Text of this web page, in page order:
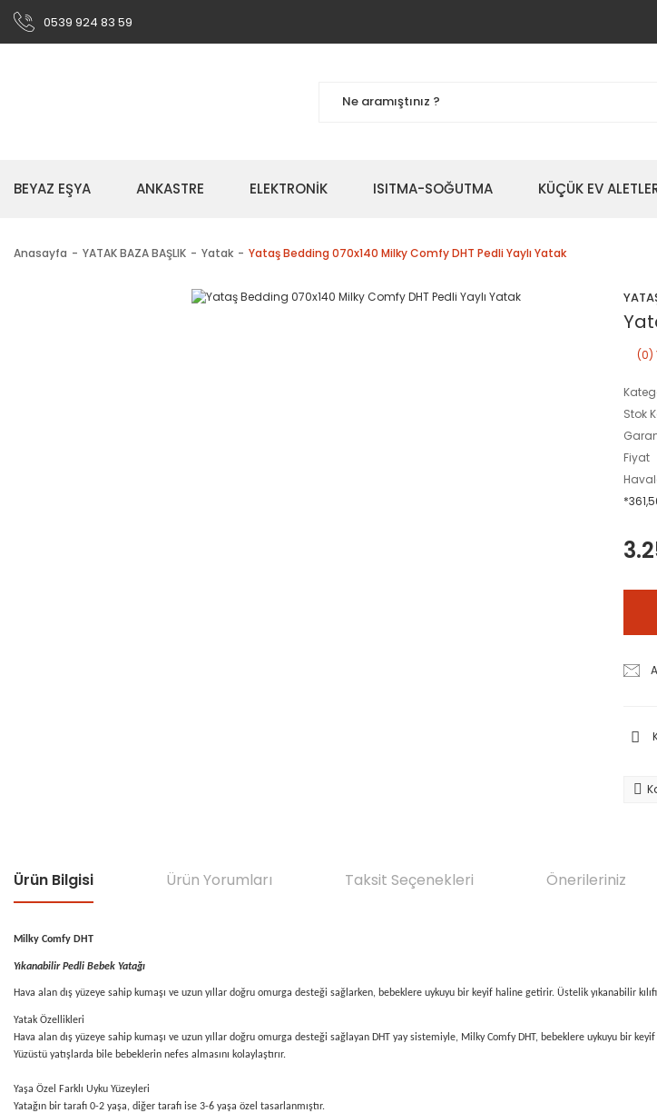
0539 924 83 59
BEYAZ EŞYA ANKASTRE ELEKTRONİK ISITMA-SOĞUTMA KÜÇÜK EV
Anasayfa YATAK BAZA BAŞLIK Yatak Yataş Bedding 070x140 Milky Comfy DHT Pedli Yaylı Yatak
(0)
Stok
Fiyat
Ürün Bilgisi Ürün Yorumları Taksit Seçenekleri Önerileriniz
Milky Comfy DHT
Yıkanabilir Pedli Bebek Yatağı
Hava alan dış yüzeye sahip kumaşı ve uzun yıllar doğru omurga desteği sağlarken, bebeklere uykuyu bir keyif haline getirir. Üstelik yıkanabilir
Yatak Özellikleri
Hava alan dış yüzeye sahip kumaşı ve uzun yıllar doğru omurga desteği sağlayan DHT yay sistemiyle, Milky Comfy DHT, bebeklere uykuyu bir
Yüzüstü yatışlarda bile bebeklerin nefes almasını kolaylaştırır.
Yaşa Özel Farklı Uyku Yüzeyleri
Yatağın bir tarafı 0-2 yaşa, diğer tarafı ise 3-6 yaşa özel tasarlanmıştır.